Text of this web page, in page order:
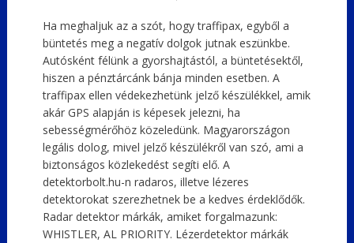
Ha meghaljuk az a szót, hogy traffipax, egyből a
büntetés meg a negatív dolgok jutnak eszünkbe.
Autósként félünk a gyorshajtástól, a büntetésektől,
hiszen a pénztárcánk bánja minden esetben. A
traffipax ellen védekezhetünk jelző készülékkel, amik
akár GPS alapján is képesek jelezni, ha
sebességmérőhöz közeledünk. Magyarországon
legális dolog, mivel jelző készülékről van szó, ami a
biztonságos közlekedést segíti elő. A
detektorbolt.hu-n radaros, illetve lézeres
detektorokat szerezhetnek be a kedves érdeklődők.
Radar detektor márkák, amiket forgalmazunk:
WHISTLER, AL PRIORITY. Lézerdetektor márkák